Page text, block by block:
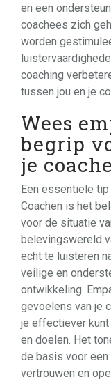
en een
coachees zich
worden
coaching
tussen jou en je
Wees
begrip
je
Een essentiële
Coachen is het
voor de situatie
belevingswereld
echt te luisteren
veilige en
ontwikkeling.
gevoelens van je
je effectiever
en doelen. Het
de basis voor
vertrouwen en